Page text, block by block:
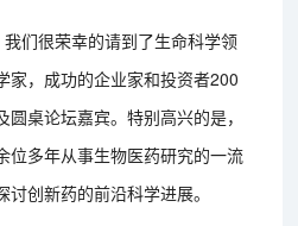
们很荣幸的请到了生命科学领
家，成功的企业家和投资者200
桌论坛嘉宾。特别高兴的是，
位多年从事生物医药研究的一流
创新药的前沿科学进展。